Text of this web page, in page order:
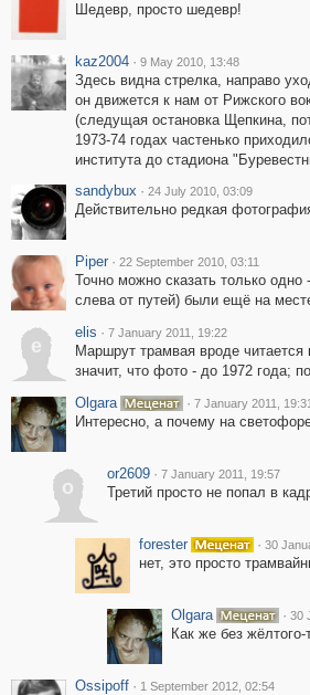
Шедевр, просто шедевр!
kaz2004 · 9 May 2010, 13:48
Здесь видна стрелка, направо
он движется к нам от Рижского
(следущая остановка Щепкина,
1973-74 годах частенько
института до стадиона
sandybux · 24 July 2010, 03:09
Действительно редкая
Piper · 22 September 2010, 03:11
Точно можно сказать только
слева от путей) были ещё на
e
elis · 7 January 2011, 19:22
Маршрут трамвая вроде читается
значит, что фото - до 1972 года;
Olgara
· 7 January 2011, 19:31
Интересно, а почему на
o
or2609 · 7 January 2011, 19:57
Третий просто не попал в
forester · 30
нет, это просто
Olgara · 30
Как же без
Ossipoff · 1 September 2012, 02:54